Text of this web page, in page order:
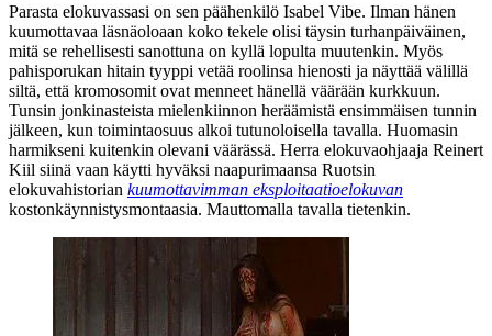
Parasta elokuvassasi on sen päähenkilö Isabel Vibe. Ilman hänen
kuumottavaa läsnäoloaan koko tekele olisi täysin turhanpäiväinen,
mitä se rehellisesti sanottuna on kyllä lopulta muutenkin. Myös
pahisporukan hitain tyyppi vetää roolinsa hienosti ja näyttää välillä
siltä, että kromosomit ovat menneet hänellä väärään kurkkuun.
Tunsin jonkinasteista mielenkiinnon heräämistä ensimmäisen tunnin
jälkeen, kun toimintaosuus alkoi tutunoloisella tavalla. Huomasin
harmikseni kuitenkin olevani väärässä. Herra elokuvaohjaaja Reinert
Kiil siinä vaan käytti hyväksi naapurimaansa Ruotsin
elokuvahistorian kuumottavimman eksploitaatioelokuvan
kostonkäynnistysmontaasia. Mauttomalla tavalla tietenkin.